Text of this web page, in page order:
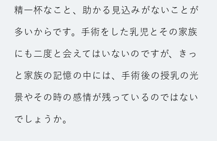
精一杯なこと、助かる見込みがないことが
多いからです。手術をした乳児とその家族
にも二度と会えてはいないのですが、きっ
と家族の記憶の中には、手術後の授乳の光
景やその時の感情が残っているのではない
でしょうか。